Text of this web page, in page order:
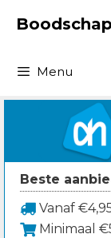
naar
Menu
Beste
Vanaf
Minimaal